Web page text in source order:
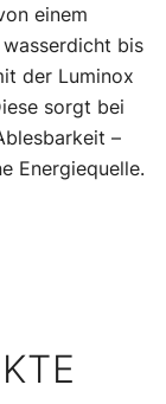
einem
wasserdicht bis
der Luminox
sorgt bei
–
Energiequelle.